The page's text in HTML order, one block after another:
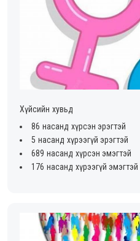
Хүйсийн хувьд
86 насанд хүрсэн эрэгтэй
5 насанд хүрээгүй эрэгтэй
689 насанд хүрсэн эмэгтэй
176 насанд хүрээгүй эмэгтэй